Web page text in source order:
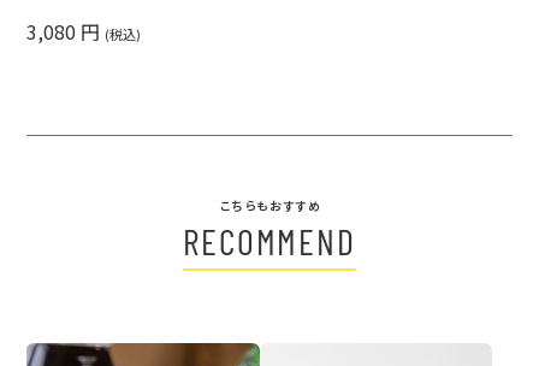
3,080 円 (税込)
こちらもおすすめ
RECOMMEND